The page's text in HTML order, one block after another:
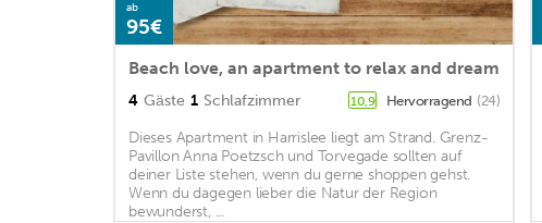
ab
95€
Beach love, an apartment to relax and dream
4 Gäste 1 Schlafzimmer 10,9 Hervorragend (24)
Dieses Apartment in Harrislee liegt am Strand. Grenz-
Pavillon Anna Poetzsch und Torvegade sollten auf
deiner Liste stehen, wenn du gerne shoppen gehst.
Wenn du dagegen lieber die Natur der Region
bewunderst, ...